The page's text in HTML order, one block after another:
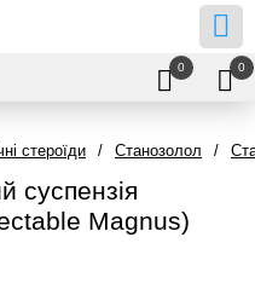
0 0
стероїди / Станозолол /
суспензія
Magnus)